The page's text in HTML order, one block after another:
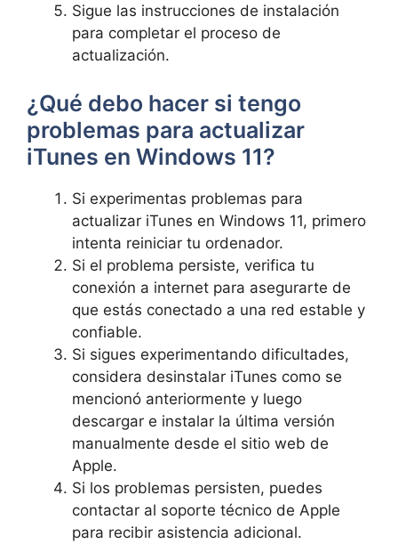
Sigue las instrucciones de instalación
para completar⁣ el proceso de
actualización.
¿Qué debo hacer si tengo
problemas para​ actualizar
iTunes en Windows 11?
Si experimentas problemas para
actualizar iTunes en Windows ⁢11,‌ primero
intenta reiniciar tu ordenador.
Si el problema persiste, verifica tu
conexión a internet para asegurarte de
que estás conectado a una red estable y
confiable.
Si sigues experimentando dificultades,
considera desinstalar⁣ iTunes como se
mencionó anteriormente y luego
descargar e instalar la última versión
manualmente desde el ​sitio web de
Apple.
Si los problemas persisten, puedes
contactar al‍ soporte técnico de Apple
para recibir asistencia adicional.